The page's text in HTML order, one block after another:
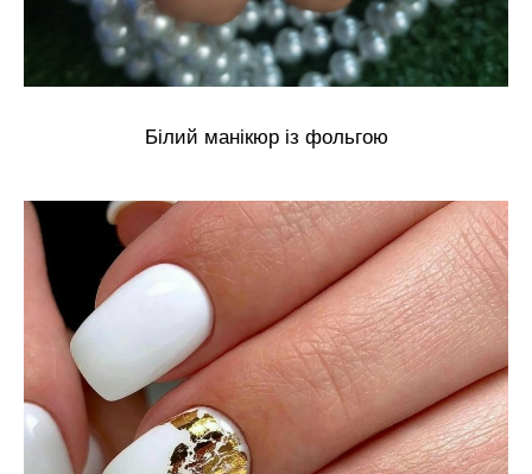
Білий манікюр із фольгою